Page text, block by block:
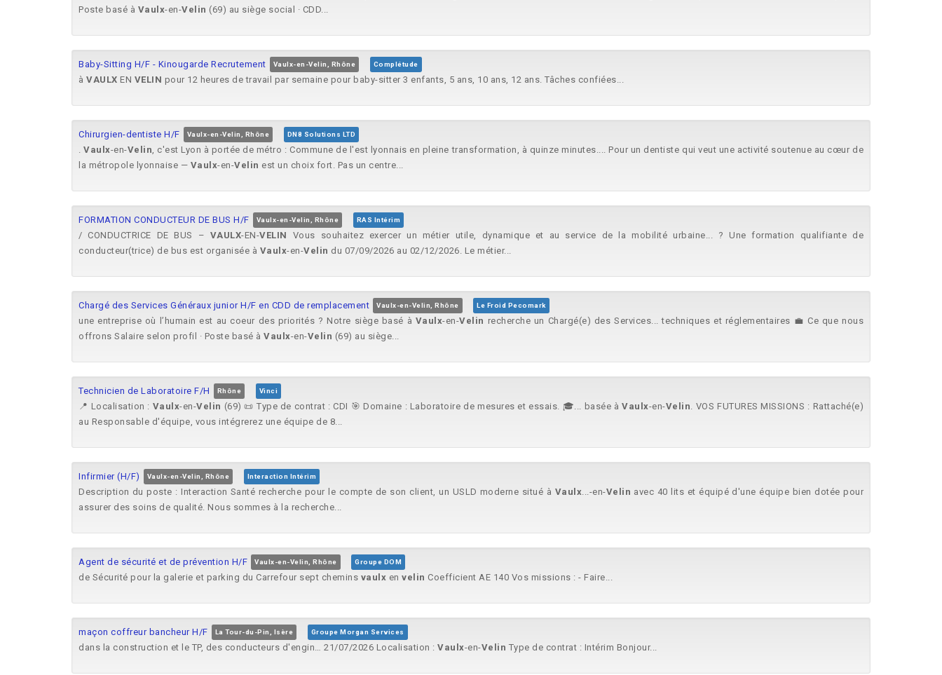
Poste basé à Vaulx-en-Velin (69) au siège social · CDD...
Baby-Sitting H/F - Kinougarde Recrutement Vaulx-en-Velin, Rhône Complétude
à VAULX EN VELIN pour 12 heures de travail par semaine pour baby-sitter 3 enfants, 5 ans, 10 ans, 12 ans. Tâches confiées...
Chirurgien-dentiste H/F Vaulx-en-Velin, Rhône DN8 Solutions LTD
.Vaulx-en-Velin, c'est Lyon à portée de métro : Commune de l'est lyonnais en pleine transformation, à quinze minutes.... Pour un dentiste qui veut une activité soutenue au cœur de
la métropole lyonnaise — Vaulx-en-Velin est un choix fort. Pas un centre...
FORMATION CONDUCTEUR DE BUS H/F Vaulx-en-Velin, Rhône RAS Intérim
/ CONDUCTRICE DE BUS – VAULX-EN-VELIN
Vous souhaitez exercer un métier utile, dynamique et au service de la mobilité urbaine... ? Une formation qualifiante de
conducteur(trice) de bus est organisée à Vaulx-en-Velin du 07/09/2026 au 02/12/2026. Le métier...
Chargé des Services Généraux junior H/F en CDD de remplacement Vaulx-en-Velin, Rhône Le Froid Pecomark
une entreprise où l’humain est au coeur des priorités ? Notre siège basé à Vaulx-en-Velin recherche un Chargé(e) des Services... techniques et réglementaires 💼 Ce que nous
offrons Salaire selon profil · Poste basé à Vaulx-en-Velin (69) au siège...
Technicien de Laboratoire F/H Rhône Vinci
📍 Localisation : Vaulx-en-Velin (69) 📜 Type de contrat : CDI 🎯 Domaine : Laboratoire de mesures et essais. 🎓... basée àVaulx-en-Velin. VOS FUTURES MISSIONS : Rattaché(e)
au Responsable d'équipe, vous intégrerez une équipe de 8...
Infirmier (H/F) Vaulx-en-Velin, Rhône Interaction Intérim
Description du poste : Interaction Santé recherche pour le compte de son client, un USLD moderne situé à Vaulx...-en-Velin avec 40 lits et équipé d'une équipe bien dotée pour
assurer des soins de qualité. Nous sommes à la recherche...
Agent de sécurité et de prévention H/F Vaulx-en-Velin, Rhône Groupe DOM
de Sécurité pour la galerie et parking du Carrefour sept chemins vaulx en velin Coefficient AE 140 Vos missions : - Faire...
maçon coffreur bancheur H/F La Tour-du-Pin, Isère Groupe Morgan Services
dans la construction et le TP, des conducteurs d'engin… 21/07/2026 Localisation : Vaulx-en-Velin Type de contrat : Intérim Bonjour...